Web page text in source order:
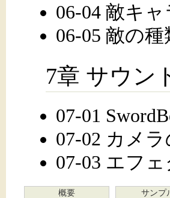
06-04 敵キ
06-05 敵の
7章 サウン
07-01
07-02 カメ
07-03 エフ
概要 サンプ